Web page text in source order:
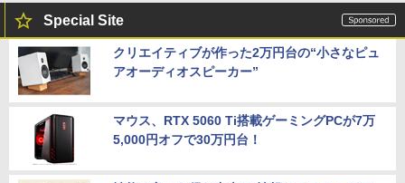
Special Site
クリエイティブが作った2万円台の“小さなピュ
アオーディオスピーカー”
マウス、RTX 5060 Ti搭載ゲーミングPCが7万
5,000円オフで30万円台！